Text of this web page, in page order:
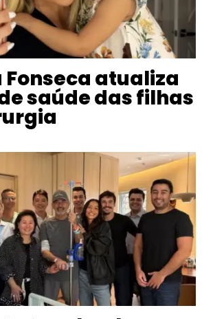
atualiza
saúde das filhas